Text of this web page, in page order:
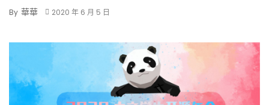
By 華華 2020 年 6 月 5 日